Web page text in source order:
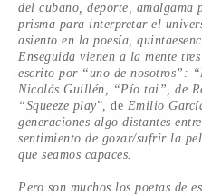
del cubano, deporte, amalgama
prisma para interpretar el
asiento en la poesía,
Enseguida vienen a la mente
escrito por “uno de nosotros”:
Nicolás Guillén, “Pío tai”, de
“Squeeze play”, de Emilio
generaciones algo distantes
sentimiento de gozar/sufrir la
que seamos capaces.
Pero son muchos los poetas de